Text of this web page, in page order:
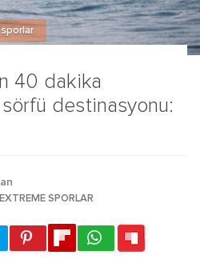
40 dakika
destinasyonu:
EXTREME SPORLAR